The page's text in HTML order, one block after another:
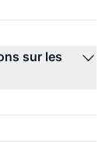
sur les